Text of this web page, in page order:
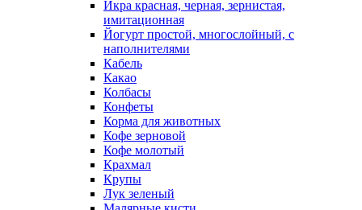
Икра красная, черная, зернистая,
имитационная
Йогурт простой, многослойный, с
наполнителями
Кабель
Какао
Колбасы
Конфеты
Корма для животных
Кофе зерновой
Кофе молотый
Крахмал
Крупы
Лук зеленый